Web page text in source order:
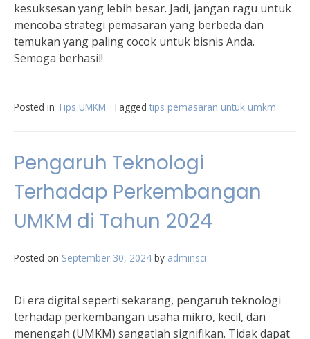
kesuksesan yang lebih besar. Jadi, jangan ragu untuk
mencoba strategi pemasaran yang berbeda dan
temukan yang paling cocok untuk bisnis Anda.
Semoga berhasil!
Posted in Tips UMKM Tagged tips pemasaran untuk umkm
Pengaruh Teknologi
Terhadap Perkembangan
UMKM di Tahun 2024
Posted on September 30, 2024 by adminsci
Di era digital seperti sekarang, pengaruh teknologi
terhadap perkembangan usaha mikro, kecil, dan
menengah (UMKM) sangatlah signifikan. Tidak dapat